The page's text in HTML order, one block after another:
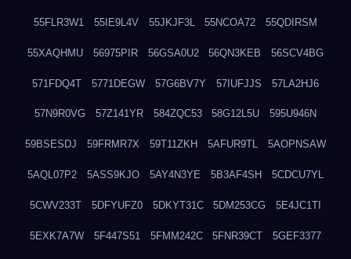
55FLR3W1 55IE9L4V 55JKJF3L 55NCOA72 55QDIRSM
55XAQHMU 56975PIR 56GSA0U2 56QN3KEB 56SCV4BG
571FDQ4T 5771DEGW 57G6BV7Y 57IUFJJS 57LA2HJ6
57N9R0VG 57Z141YR 584ZQC53 58G12L5U 595U946N
59BSESDJ 59FRMR7X 59T11ZKH 5AFUR9TL 5AOPNSAW
5AQL07P2 5ASS9KJO 5AY4N3YE 5B3AF4SH 5CDCU7YL
5CWV233T 5DFYUFZ0 5DKYT31C 5DM253CG 5E4JC1TI
5EXK7A7W 5F447S51 5FMM242C 5FNR39CT 5GEF3377